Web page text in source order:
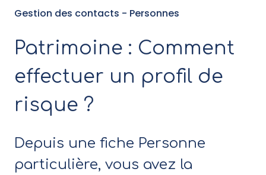
Gestion des contacts - Personnes
Patrimoine : Comment
effectuer un profil de
risque ?
Depuis une fiche Personne
particulière, vous avez la